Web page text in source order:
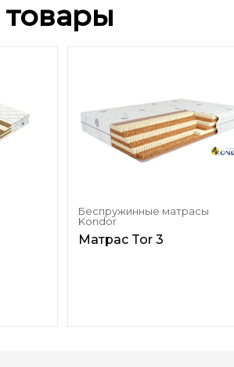
Беспружинные матрасы
Kondor
Матрас Tor 3